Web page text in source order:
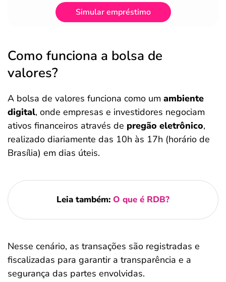
Simular empréstimo
Como funciona a bolsa de
valores?
A bolsa de valores funciona como um ambiente
digital, onde empresas e investidores negociam
ativos financeiros através de pregão eletrônico,
realizado diariamente das 10h às 17h (horário de
Brasília) em dias úteis.
Leia também: O que é RDB?
Nesse cenário, as transações são registradas e
fiscalizadas para garantir a transparência e a
segurança das partes envolvidas.